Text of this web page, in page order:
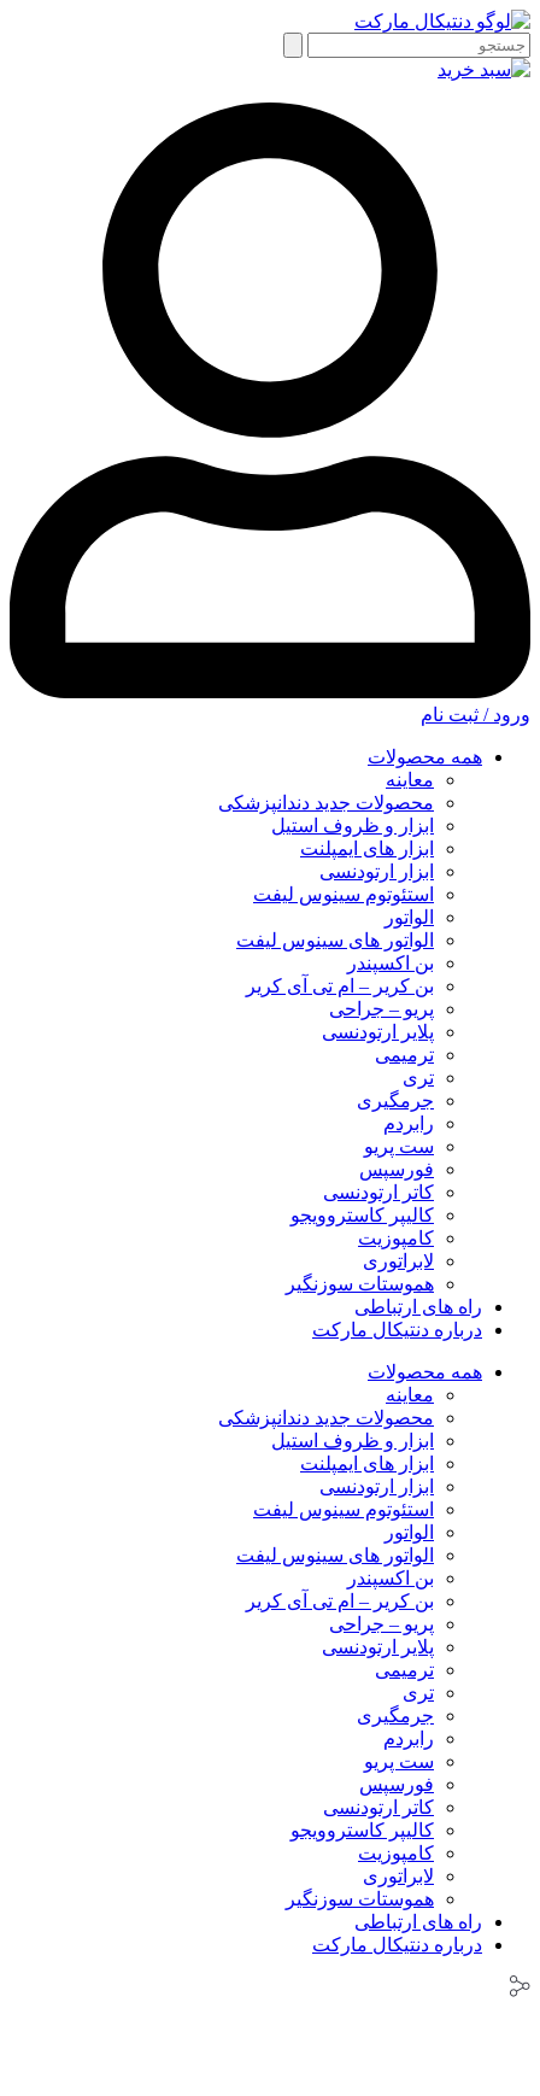
ورود / ثبت نام
همه محصولات
معاینه
محصولات جدید دندانپزشکی
ابزار و ظروف استیل
ابزار های ایمپلنت
ابزار ارتودنسی
استئوتوم سینوس لیفت
الواتور
الواتور های سینوس لیفت
بن اکسپندر
بن کریر – ام تی آی کریر
پریو – جراحی
پلایر ارتودنسی
ترمیمی
تری
جرمگیری
رابردم
ست پریو
فورسپس
کاتر ارتودنسی
کالیپر کاستروویجو
کامپوزیت
لابراتوری
هموستات سوزنگیر
راه های ارتباطی
درباره دنتیکال مارکت
همه محصولات
معاینه
محصولات جدید دندانپزشکی
ابزار و ظروف استیل
ابزار های ایمپلنت
ابزار ارتودنسی
استئوتوم سینوس لیفت
الواتور
الواتور های سینوس لیفت
بن اکسپندر
بن کریر – ام تی آی کریر
پریو – جراحی
پلایر ارتودنسی
ترمیمی
تری
جرمگیری
رابردم
ست پریو
فورسپس
کاتر ارتودنسی
کالیپر کاستروویجو
کامپوزیت
لابراتوری
هموستات سوزنگیر
راه های ارتباطی
درباره دنتیکال مارکت